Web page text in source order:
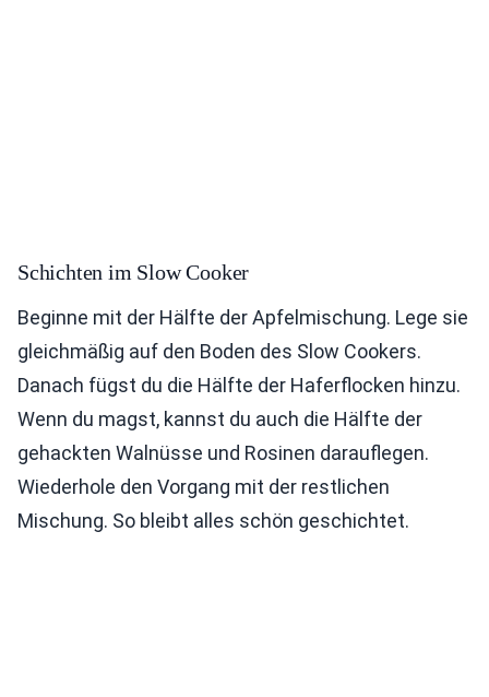
Schichten im Slow Cooker
Beginne mit der Hälfte der Apfelmischung. Lege sie
gleichmäßig auf den Boden des Slow Cookers.
Danach fügst du die Hälfte der Haferflocken hinzu.
Wenn du magst, kannst du auch die Hälfte der
gehackten Walnüsse und Rosinen darauflegen.
Wiederhole den Vorgang mit der restlichen
Mischung. So bleibt alles schön geschichtet.